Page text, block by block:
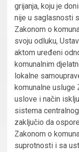
grijanja, koju je
nije u saglasnosti
Zakonom o
svoju odluku,
aktom uređeni
komunalnim
lokalne
komunalne usluge
uslove i način
sistema
zaključio da
Zakonom o
suprotnosti i sa